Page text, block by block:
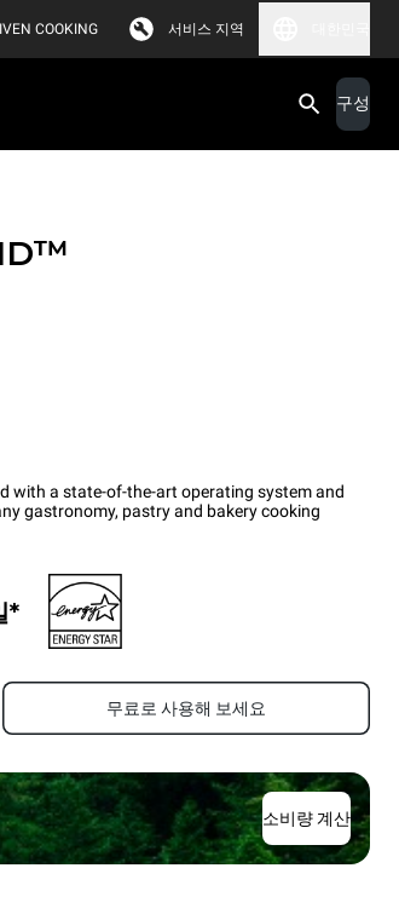
COOKING 서비스 지역
구성
with a state-of-the-art operating system and
gastronomy, pastry and bakery cooking
*
무료로 사용해 보세요
소비량 계산